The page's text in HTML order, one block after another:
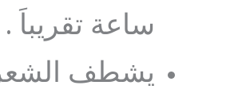
ساعة تقريباَ .
يشطف